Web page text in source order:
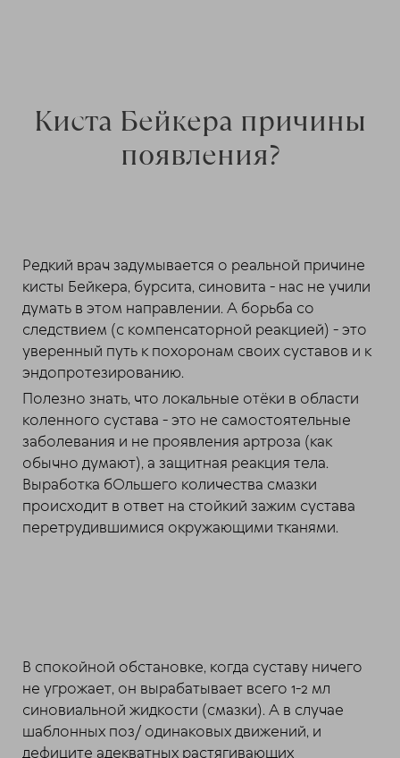
Киста Бейкера причины
появления?
Редкий врач задумывается о реальной причине
кисты Бейкера, бурсита, синовита - нас не учили
думать в этом направлении. А борьба со
следствием (с компенсаторной реакцией) - это
уверенный путь к похоронам своих суставов и к
эндопротезированию.
Полезно знать, что локальные отёки в области
коленного сустава - это не самостоятельные
заболевания и не проявления артроза (как
обычно думают), а защитная реакция тела.
Выработка бОльшего количества смазки
происходит в ответ на стойкий зажим сустава
перетрудившимися окружающими тканями.
В спокойной обстановке, когда суставу ничего
не угрожает, он вырабатывает всего 1-2 мл
синовиальной жидкости (смазки). А в случае
шаблонных поз/ одинаковых движений, и
дефиците адекватных растягивающих